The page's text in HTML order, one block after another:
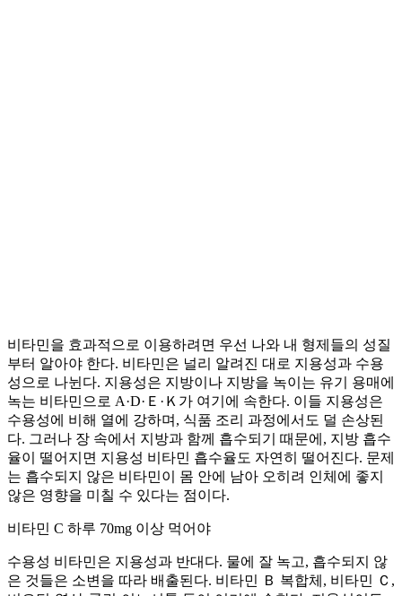
비타민을 효과적으로 이용하려면 우선 나와 내 형제들의 성질
부터 알아야 한다. 비타민은 널리 알려진 대로 지용성과 수용
성으로 나뉜다. 지용성은 지방이나 지방을 녹이는 유기 용매에
녹는 비타민으로 A·D·Ｅ·Ｋ가 여기에 속한다. 이들 지용성은
수용성에 비해 열에 강하며, 식품 조리 과정에서도 덜 손상된
다. 그러나 장 속에서 지방과 함께 흡수되기 때문에, 지방 흡수
율이 떨어지면 지용성 비타민 흡수율도 자연히 떨어진다. 문제
는 흡수되지 않은 비타민이 몸 안에 남아 오히려 인체에 좋지
않은 영향을 미칠 수 있다는 점이다.
비타민 C 하루 70mg 이상 먹어야
수용성 비타민은 지용성과 반대다. 물에 잘 녹고, 흡수되지 않
은 것들은 소변을 따라 배출된다. 비타민 Ｂ 복합체, 비타민 Ｃ,